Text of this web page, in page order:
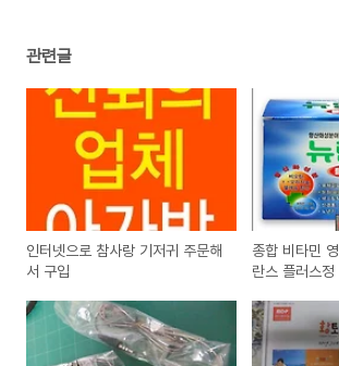
관련글
인터넷으로 참사랑 기저귀 주문해
서 구입
종합 비타민
란스 플러스정